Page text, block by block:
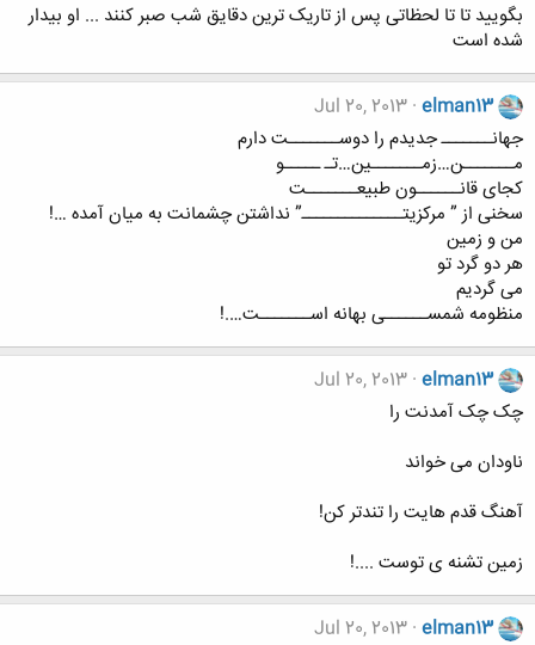
بگویید تا تا لحظاتی پس از تاریک ترین دقایق شب صبر کنند ... او بیدار
شده است
elman13
Jul 20, 2013
جهانـــــــ جدیدم را دوســـــــت دارم
مـــــــن…زمـــــــین…تـ ـــــو
کجای قانــــــون طبیعـــــــت
سخنی از ” مرکزیتــــــــــــــ” نداشتن چشمانت به میان آمده …!
من و زمین
هر دو گرد تو
می گردیم
منظومه شمســــــی بهانه اســـــــت….!
elman13
Jul 20, 2013
چک چک آمدنت را
ناودان می خواند
آهنگ قدم هایت را تندتر کن!
زمین تشنه ی توست ....!
elman13
Jul 20, 2013